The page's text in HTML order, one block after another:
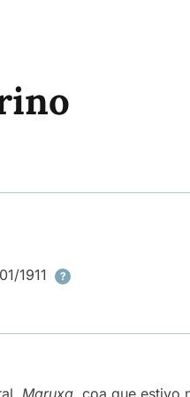
1911 ?
Maruxa, coa que estivo